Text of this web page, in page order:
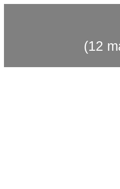
(12